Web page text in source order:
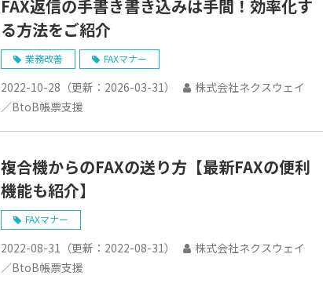
FAX返信の手書き書き込みは手間！効率化す
る方法をご紹介
業務改善 FAXマナー
2022-10-28 （更新： 2026-03-31）
株式会社ネクスウェイ
／BtoB帳票支援
複合機からのFAXの送り方【最新FAXの便利
機能も紹介】
FAXマナー
2022-08-31 （更新： 2022-08-31）
株式会社ネクスウェイ
／BtoB帳票支援